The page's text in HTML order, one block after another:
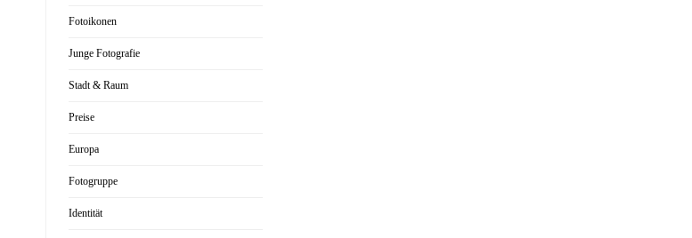
Fotoikonen
Junge Fotografie
Stadt & Raum
Preise
Europa
Fotogruppe
Identität